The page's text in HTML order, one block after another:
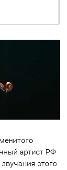
артист РФ
этого